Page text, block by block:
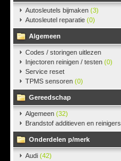
Autosleutels bijmaken (3)
Autosleutel reparatie (0)
Algemeen
Codes / storingen uitlezen
Injectoren reinigen / testen (0)
Service reset
TPMS sensoren (0)
Gereedschap
Algemeen (32)
Brandstof additieven en reinigers
Onderdelen p/merk
Audi (42)